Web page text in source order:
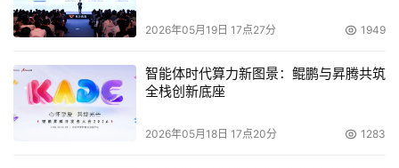
2026年05月19日 17点27分 1949
智能体时代算力新图景：鲲鹏与昇腾共筑
全栈创新底座
2026年05月18日 17点20分 1283